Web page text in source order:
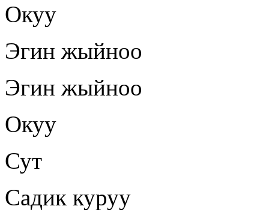
Окуу
Эгин жыйноо
Эгин жыйноо
Окуу
Сут
Садик куруу